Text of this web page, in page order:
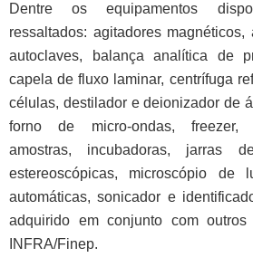
Dentre os equipamentos
ressaltados: agitadores magnéticos,
autoclaves, balança analítica de
capela de fluxo laminar, centrífuga
células, destilador e deionizador de
forno de micro-ondas, freezer,
amostras, incubadoras, jarras
estereoscópicas, microscópio de
automáticas, sonicador e
adquirido em conjunto com
INFRA/Finep.